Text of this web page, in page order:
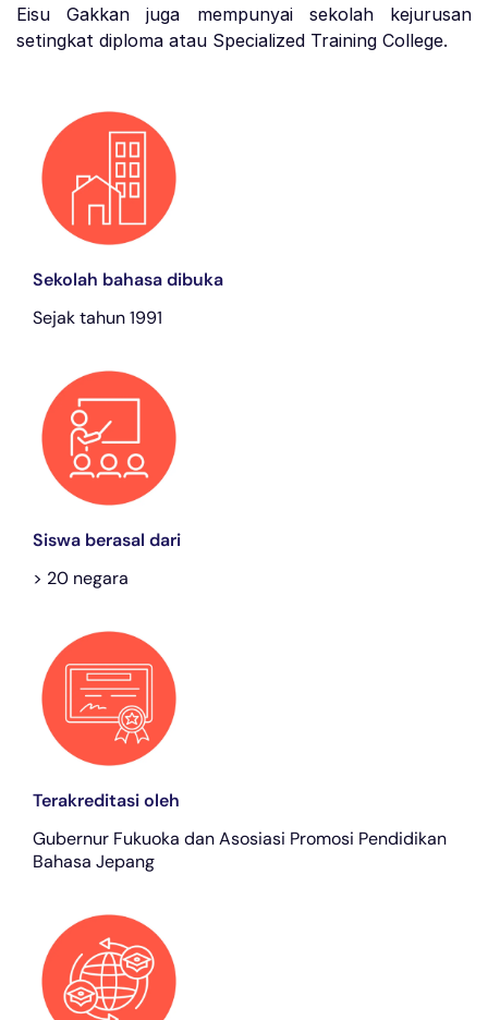
Eisu Gakkan juga mempunyai sekolah kejurusan
setingkat diploma atau Specialized Training College.
Sekolah bahasa dibuka
Sejak tahun 1991
Siswa berasal dari
> 20 negara
Terakreditasi oleh
Gubernur Fukuoka dan Asosiasi Promosi Pendidikan
Bahasa Jepang